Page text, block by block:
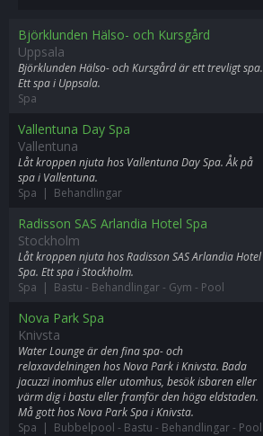
Björklunden Hälso- och Kursgård
Uppsala
Björklunden Hälso- och Kursgård är ett trevligt spa.
Ett spa i Uppsala.
Spa
Vallentuna Day Spa
Vallentuna
Låt kroppen njuta hos Vallentuna Day Spa. Åk på
spa i Vallentuna.
Spa | Behandlingar
Radisson SAS Arlandia Hotel Spa
Stockholm
Låt kroppen njuta hos Radisson SAS Arlandia Hotel
Spa. Ett spa i Stockholm.
Spa | Bastu - Behandlingar- Gym - Pool
Nova Park Spa
Knivsta
Water Lounge är den fina spa- och
relaxavdelningen hos Nova Park i Knivsta. Bada
jacuzzi inomhus eller utomhus, besök isbaren eller
värm dig i bastu eller framför den höga eldstaden.
Må gott hos Nova Park Spa i Knivsta.
Spa | Bubbelpool - Bastu - Behandlingar- Pool